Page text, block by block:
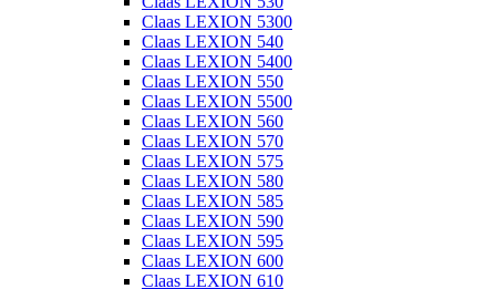
Claas LEXION 5300
Claas LEXION 540
Claas LEXION 5400
Claas LEXION 550
Claas LEXION 5500
Claas LEXION 560
Claas LEXION 570
Claas LEXION 575
Claas LEXION 580
Claas LEXION 585
Claas LEXION 590
Claas LEXION 595
Claas LEXION 600
Claas LEXION 610